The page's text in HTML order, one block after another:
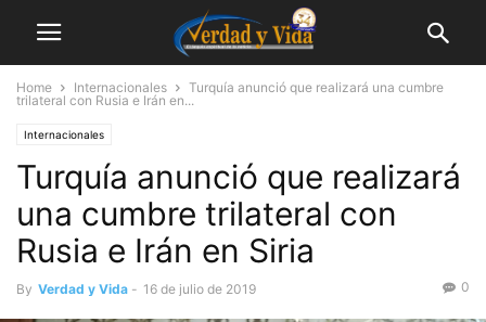
Home Internacionales
Turquía anunció que realizará una cumbre
trilateral con Rusia e Irán en...
Internacionales
Turquía anunció que realizará
una cumbre trilateral con
Rusia e Irán en Siria
By Verdad y Vida - 16 de julio de 2019 0